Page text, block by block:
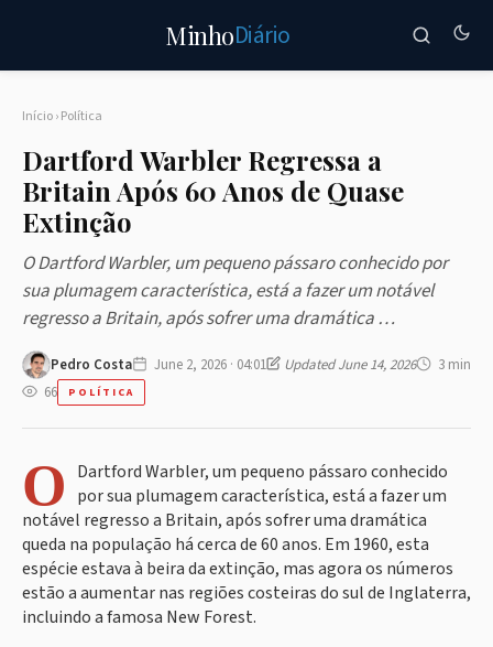
MinhoDiário
Início›Política
Dartford Warbler Regressa a
Britain Após 60 Anos de Quase
Extinção
O Dartford Warbler, um pequeno pássaro conhecido por
sua plumagem característica, está a fazer um notável
regresso a Britain, após sofrer uma dramática …
Pedro Costa June 2, 2026 · 04:01 Updated June 14, 2026
3 min
66
POLÍTICA
O Dartford Warbler, um pequeno pássaro conhecido
por sua plumagem característica, está a fazer um
notável regresso a Britain, após sofrer uma dramática
queda na população há cerca de 60 anos. Em 1960, esta
espécie estava à beira da extinção, mas agora os números
estão a aumentar nas regiões costeiras do sul de Inglaterra,
incluindo a famosa New Forest.